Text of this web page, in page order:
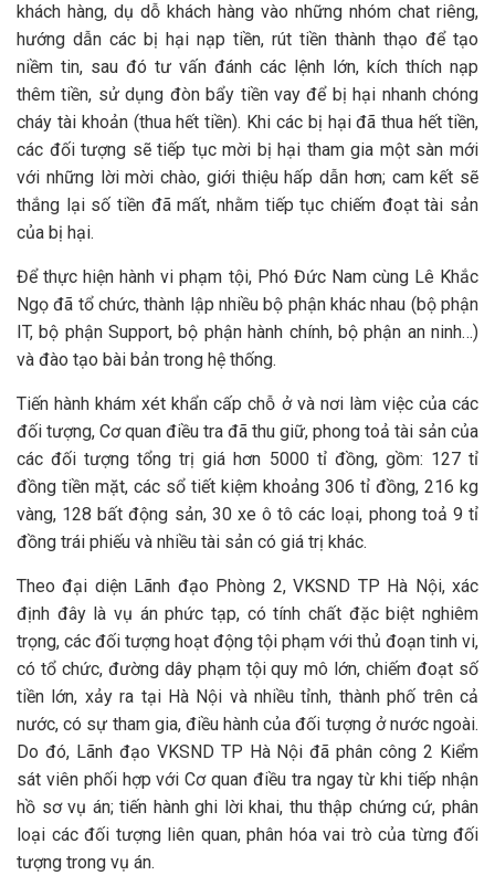
khách hàng, dụ dỗ khách hàng vào những nhóm chat riêng,
hướng dẫn các bị hại nạp tiền, rút tiền thành thạo để tạo
niềm tin, sau đó tư vấn đánh các lệnh lớn, kích thích nạp
thêm tiền, sử dụng đòn bẩy tiền vay để bị hại nhanh chóng
cháy tài khoản (thua hết tiền). Khi các bị hại đã thua hết tiền,
các đối tượng sẽ tiếp tục mời bị hại tham gia một sàn mới
với những lời mời chào, giới thiệu hấp dẫn hơn; cam kết sẽ
thắng lại số tiền đã mất, nhằm tiếp tục chiếm đoạt tài sản
của bị hại.
Để thực hiện hành vi phạm tội, Phó Đức Nam cùng Lê Khắc
Ngọ đã tổ chức, thành lập nhiều bộ phận khác nhau (bộ phận
IT, bộ phận Support, bộ phận hành chính, bộ phận an ninh…)
và đào tạo bài bản trong hệ thống.
Tiến hành khám xét khẩn cấp chỗ ở và nơi làm việc của các
đối tượng, Cơ quan điều tra đã thu giữ, phong toả tài sản của
các đối tượng tổng trị giá hơn 5000 tỉ đồng, gồm: 127 tỉ
đồng tiền mặt, các sổ tiết kiệm khoảng 306 tỉ đồng, 216 kg
vàng, 128 bất động sản, 30 xe ô tô các loại, phong toả 9 tỉ
đồng trái phiếu và nhiều tài sản có giá trị khác.
Theo đại diện Lãnh đạo Phòng 2, VKSND TP Hà Nội, xác
định đây là vụ án phức tạp, có tính chất đặc biệt nghiêm
trọng, các đối tượng hoạt động tội phạm với thủ đoạn tinh vi,
có tổ chức, đường dây phạm tội quy mô lớn, chiếm đoạt số
tiền lớn, xảy ra tại Hà Nội và nhiều tỉnh, thành phố trên cả
nước, có sự tham gia, điều hành của đối tượng ở nước ngoài.
Do đó, Lãnh đạo VKSND TP Hà Nội đã phân công 2 Kiểm
sát viên phối hợp với Cơ quan điều tra ngay từ khi tiếp nhận
hồ sơ vụ án; tiến hành ghi lời khai, thu thập chứng cứ, phân
loại các đối tượng liên quan, phân hóa vai trò của từng đối
tượng trong vụ án.